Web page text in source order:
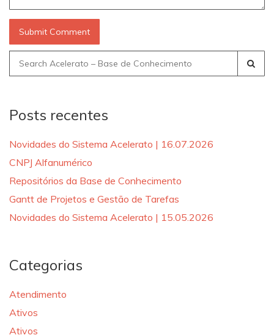
Search
for:
Posts recentes
Novidades do Sistema Acelerato | 16.07.2026
CNPJ Alfanumérico
Repositórios da Base de Conhecimento
Gantt de Projetos e Gestão de Tarefas
Novidades do Sistema Acelerato | 15.05.2026
Categorias
Atendimento
Ativos
Ativos